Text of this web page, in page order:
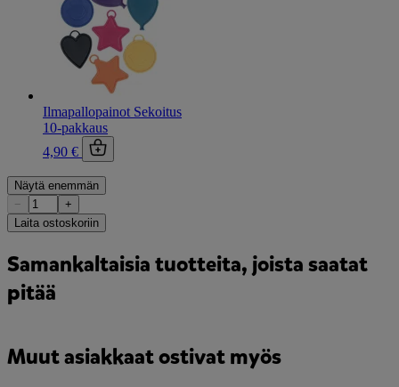
Ilmapallopainot Sekoitus
10-pakkaus
4,90 €
Näytä enemmän
−
+
Laita ostoskoriin
Samankaltaisia tuotteita, joista saatat
pitää
Muut asiakkaat ostivat myös